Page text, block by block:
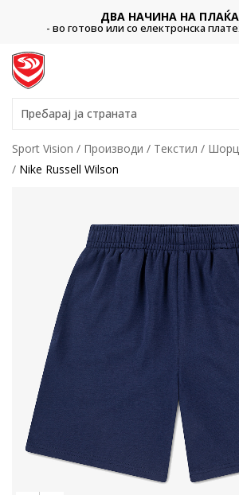
ДВА НАЧИНА НА
- во готово или со електронска
Пребарај ја страната
Sport Vision Производи Текстил
Nike Russell Wilson